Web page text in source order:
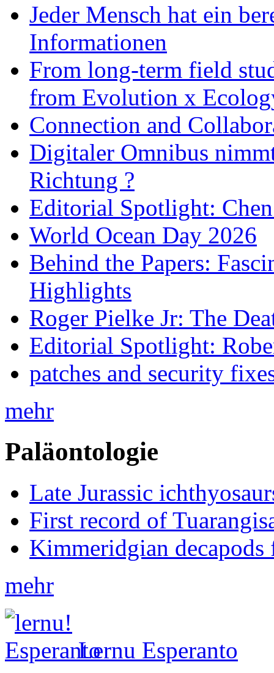
Jeder Mensch hat ein
Informationen
From long-term field
from Evolution x
Connection and
Digitaler Omnibus
Richtung ?
Editorial Spotlight:
World Ocean Day 2026
Behind the Papers:
Highlights
Roger Pielke Jr: The
Editorial Spotlight:
patches and security
mehr
Paläontologie
Late Jurassic
First record of
Kimmeridgian
mehr
Lernu Esperanto